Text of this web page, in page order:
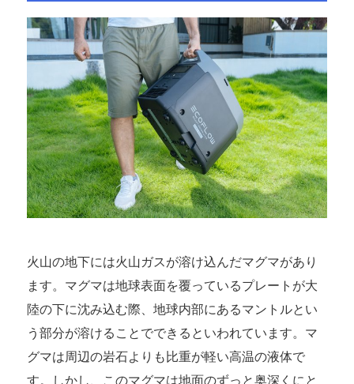
火山の地下には火山ガスが溶け込んだマグマがあり
ます。マグマは地球表面を覆っているプレートが大
陸の下に沈み込む際、地球内部にあるマントルとい
う部分が溶けることでできるといわれています。マ
グマは周辺の岩石よりも比重が軽い高温の液体で
す。しかし、このマグマは地面のずっと奥深くにと